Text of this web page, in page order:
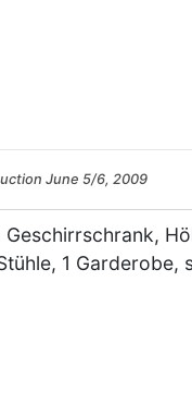
June 5/6, 2009
1 Garderobe,